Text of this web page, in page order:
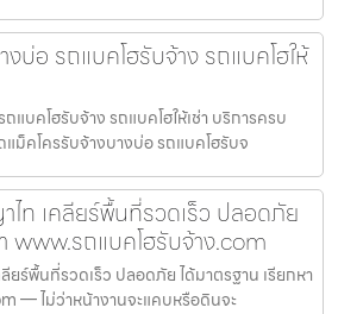
บ่อ รถแบคโฮรับจ้าง รถแบคโฮให้
แบคโฮรับจ้าง รถแบคโฮให้เช่า บริการครบ
แม็คโครรับจ้างบางบ่อ รถแบคโฮรับจ
ท เคลียร์พื้นที่รวดเร็ว ปลอดภัย
www.รถแบคโฮรับจ้าง.com
ร์พื้นที่รวดเร็ว ปลอดภัย ได้มาตรฐาน เรียกหา
— ไม่ว่าหน้างานจะแคบหรือดินจะ